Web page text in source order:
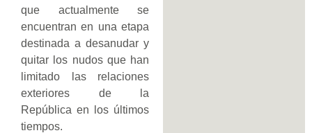
que actualmente se
encuentran en una etapa
destinada a desanudar y
quitar los nudos que han
limitado las relaciones
exteriores de la
República en los últimos
tiempos.